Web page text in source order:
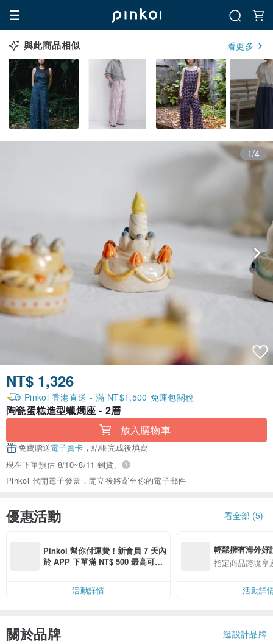
與此商品相似 看更多
1/4
NT$ 1,326
Pinkoi 香港直送 - 滿 NT$1,500 免運包關稅
陶瓷蛋糕造型蠟燭座 - 2層
放入購物車
免費贈送電子賀卡 ，結帳完成後填寫
現在下單預估 8/10~8/11 到貨。
Pinkoi 代開電子發票，開立後將寄至你的電子郵件
優惠活動 看全部 (5)
Pinkoi 幫你付運費！新會員 7 天內
於 APP 下單滿 NT$ 500 最高可折
活動詳情
輕鬆擁有海外好
指定商品跨境享
活動詳
關於品牌 逛設計品牌